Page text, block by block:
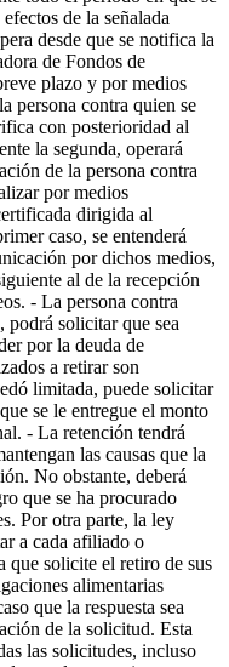
de la señalada
desde que se notifica la
de Fondos de
plazo y por medios
persona contra quien se
con posterioridad al
la segunda, operará
de la persona contra
por medios
dirigida al
caso, se entenderá
por dichos medios,
al de la recepción
- La persona contra
podrá solicitar que sea
por la deuda de
a retirar son
limitada, puede solicitar
se le entregue el monto
- La retención tendrá
las causas que la
No obstante, deberá
que se ha procurado
Por otra parte, la ley
a cada afiliado o
que solicite el retiro de sus
alimentarias
que la respuesta sea
de la solicitud. Esta
las solicitudes, incluso